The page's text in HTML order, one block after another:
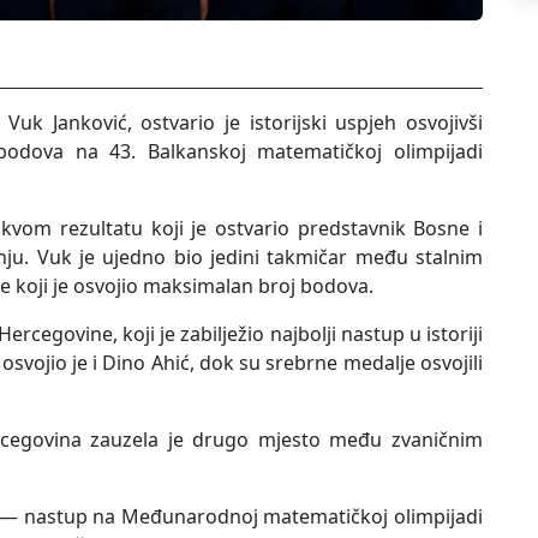
Vuk Janković, ostvario je istorijski uspjeh osvojivši
na 43. Balkanskoj matematičkoj olimpijadi
rezultatu koji je ostvario predstavnik Bosne i
Vuk je ujedno bio jedini takmičar među stalnim
koji je osvojio maksimalan broj bodova.
koji je zabilježio najbolji nastup u istoriji
je i Dino Ahić, dok su srebrne medalje osvojili
zauzela je drugo mjesto među zvaničnim
nastup na Međunarodnoj matematičkoj olimpijadi